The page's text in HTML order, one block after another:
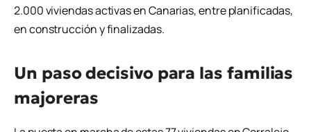
2.000 viviendas activas en Canarias, entre planificadas,
en construcción y finalizadas.
Un paso decisivo para las familias
majoreras